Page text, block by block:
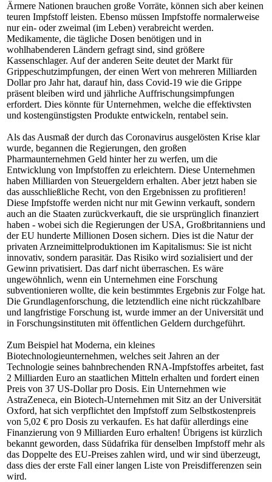
Ärmere Nationen brauchen große Vorräte, können sich aber keinen
teuren Impfstoff leisten. Ebenso müssen Impfstoffe normalerweise
nur ein- oder zweimal (im Leben) verabreicht werden.
Medikamente, die tägliche Dosen benötigen und in
wohlhabenderen Ländern gefragt sind, sind größere
Kassenschlager. Auf der anderen Seite deutet der Markt für
Grippeschutzimpfungen, der einen Wert von mehreren Milliarden
Dollar pro Jahr hat, darauf hin, dass Covid-19 wie die Grippe
präsent bleiben wird und jährliche Auffrischungsimpfungen
erfordert. Dies könnte für Unternehmen, welche die effektivsten
und kostengünstigsten Produkte entwickeln, rentabel sein.
Als das Ausmaß der durch das Coronavirus ausgelösten Krise klar
wurde, begannen die Regierungen, den großen
Pharmaunternehmen Geld hinter her zu werfen, um die
Entwicklung von Impfstoffen zu erleichtern. Diese Unternehmen
haben Milliarden von Steuergeldern erhalten. Aber jetzt haben sie
das ausschließliche Recht, von den Ergebnissen zu profitieren!
Diese Impfstoffe werden nicht nur mit Gewinn verkauft, sondern
auch an die Staaten zurückverkauft, die sie ursprünglich finanziert
haben - wobei sich die Regierungen der USA, Großbritanniens und
der EU hunderte Millionen Dosen sichern. Dies ist die Natur der
privaten Arzneimittelproduktionen im Kapitalismus: Sie ist nicht
innovativ, sondern parasitär. Das Risiko wird sozialisiert und der
Gewinn privatisiert. Das darf nicht überraschen. Es wäre
ungewöhnlich, wenn ein Unternehmen eine Forschung
subventionieren wollte, die kein bestimmtes Ergebnis zur Folge hat.
Die Grundlagenforschung, die letztendlich eine nicht rückzahlbare
und langfristige Forschung ist, wurde immer an der Universität und
in Forschungsinstituten mit öffentlichen Geldern durchgeführt.
Zum Beispiel hat Moderna, ein kleines
Biotechnologieunternehmen, welches seit Jahren an der
Technologie seines bahnbrechenden RNA-Impfstoffes arbeitet, fast
2 Milliarden Euro an staatlichen Mitteln erhalten und fordert einen
Preis von 37 US-Dollar pro Dosis. Ein Unternehmen wie
AstraZeneca, ein Biotech-Unternehmen mit Sitz an der Universität
Oxford, hat sich verpflichtet den Impfstoff zum Selbstkostenpreis
von 5,02 € pro Dosis zu verkaufen. Es hat dafür allerdings eine
Finanzierung von 9 Milliarden Euro erhalten! Übrigens ist kürzlich
bekannt geworden, dass Südafrika für denselben Impfstoff mehr als
das Doppelte des EU-Preises zahlen wird, und wir sind überzeugt,
dass dies der erste Fall einer langen Liste von Preisdifferenzen sein
wird.